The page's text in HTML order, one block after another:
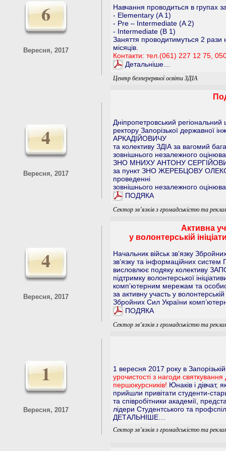
6
Вересня, 2017
Навчання проводиться в групах
- Elementary (A 1)
- Pre – Intermediate (A 2)
- Intermediate (B 1)
Заняття проводитимуться 2 рази
місяців.
Контакти: тел.(061) 227 12 75,
Детальніше…
Центр безперервної освіти ЗДІА
4
Вересня, 2017
Дніпропетровський
ректору Запорізької державної
АРКАДІЙОВИЧУ
та колективу ЗДІА за вагомий
зовнішнього незалежного
ЗНО МНИХУ АНТОНУ СЕРГІЙОВИЧУ
за пункт ЗНО ЖЕРЕБЦОВУ
проведенні
зовнішнього незалежного
ПОДЯКА
Сектор зв’язків з громадськістю та
4
Вересня, 2017
Активна
у волонтерській
Начальник військ зв’язку
зв’язку та інформаційних
висловлює подяку колективу
підтримку волонтерської
комп’ютерним мережам та
за активну участь у волонтерській
Збройних Сил України
ПОДЯКА
Сектор зв’язків з громадськістю та
1
Вересня, 2017
1 вересня 2017 року в
урочистості з нагоди святкування
першокурсників! Юнаків і дівчат,
прийшли привітати студенти-
та співробітники академії,
лідери Студентського та
ДЕТАЛЬНІШЕ…
Сектор зв’язків з громадськістю та